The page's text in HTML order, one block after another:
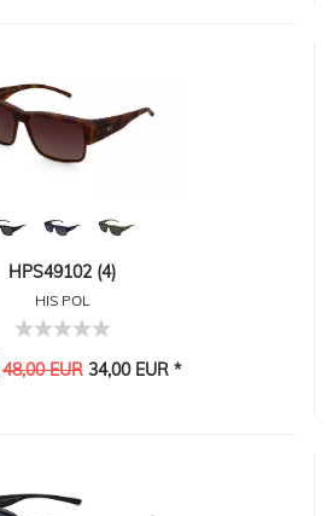
HPS49102 (4)
HIS POL
48,00 EUR34,00 EUR *